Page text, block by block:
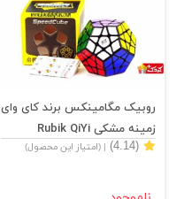
روبیک مگامینکس برند کای وای
زمینه مشکی Rubik QiYi
Megaminx
(4.14) | (امتیاز این محصول)